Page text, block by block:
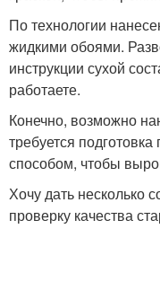
По технологии
жидкими обоями.
инструкции сухой
работаете.
Конечно, возможно
требуется
способом, чтобы
Хочу дать несколько
проверку качества